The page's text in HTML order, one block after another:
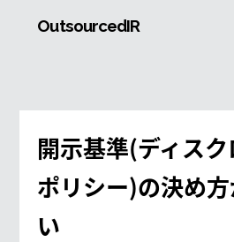
OutsourcedIR
開示基準(ディス
ポリシー)の決め
い